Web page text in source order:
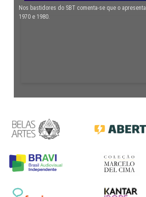
Nos bastidores do SBT comenta-se que o
1970 e 1980.